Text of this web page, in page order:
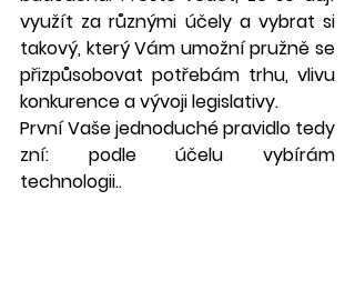
využít za různými účely a vybrat si
takový, který Vám umožní pružně se
přizpůsobovat potřebám trhu, vlivu
konkurence a vývoji legislativy.
První Vaše jednoduché pravidlo tedy
zní: podle účelu vybírám
technologii..